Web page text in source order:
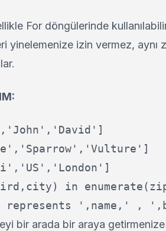
For döngülerinde
yinelemenize izin vermez, aynı
in
bir arada bir araya getirmenize